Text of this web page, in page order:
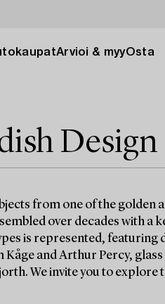
Arvioi & myyOsta
Design
from one of the golden
over decades with a
is represented, featuring
and Arthur Percy,
We invite you to explore